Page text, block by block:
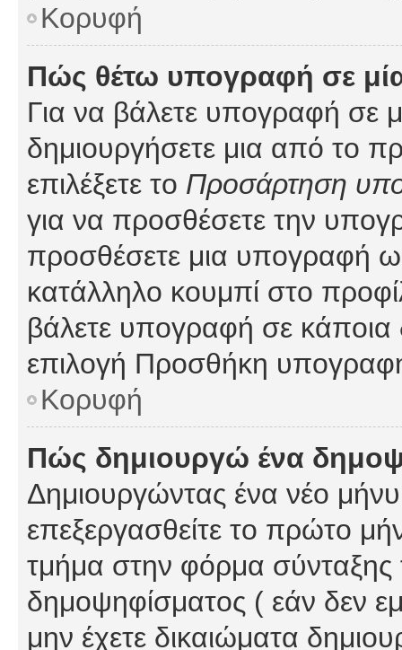
Κορυφή
Πώς θέτω υπογραφή σε
Για να βάλετε υπογραφή σε
δημιουργήσετε μια από το
επιλέξετε το Προσάρτηση
για να προσθέσετε την
προσθέσετε μια υπογραφή
κατάλληλο κουμπί στο
βάλετε υπογραφή σε κάποια
επιλογή Προσθήκη
Κορυφή
Πώς δημιουργώ ένα
Δημιουργώντας ένα νέο
επεξεργασθείτε το πρώτο
τμήμα στην φόρμα σύνταξης
δημοψηφίσματος ( εάν δεν
μην έχετε δικαιώματα